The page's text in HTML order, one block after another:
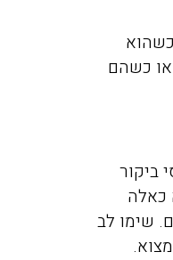
או כשהם
ביקור
כאלה
שימו לב